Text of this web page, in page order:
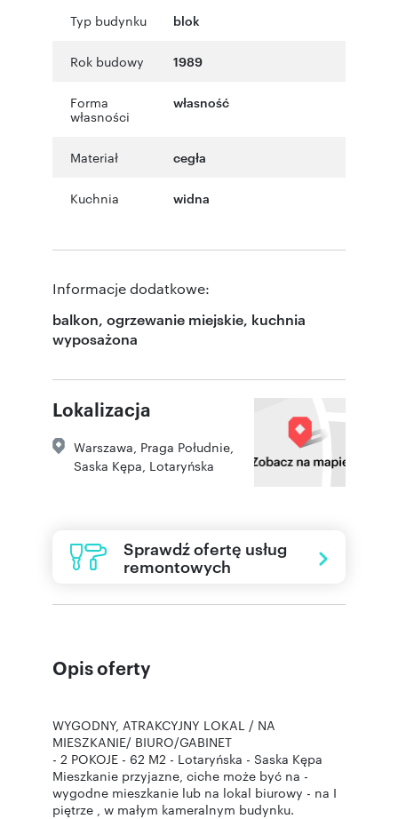
Typ budynku blok
Rok budowy 1989
Forma
własności
własność
Materiał cegła
Kuchnia widna
Informacje dodatkowe:
balkon, ogrzewanie miejskie, kuchnia
wyposażona
Lokalizacja
Warszawa Praga Południe
Saska Kępa Lotaryńska
Sprawdź ofertę usług
remontowych
Opis oferty
WYGODNY, ATRAKCYJNY LOKAL / NA
MIESZKANIE/ BIURO/GABINET
- 2 POKOJE - 62 M2 - Lotaryńska - Saska Kępa
Mieszkanie przyjazne, ciche może być na -
wygodne mieszkanie lub na lokal biurowy - na I
piętrze , w małym kameralnym budynku.